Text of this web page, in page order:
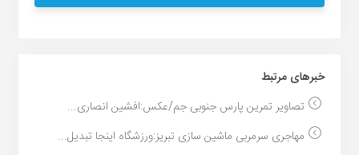
خبر‌های مرتبط
تصاویر تمرین پارس جنوبی جم/عکس:افشین انصاری...
مهاجری سرمربی ماشین سازی تبریز:ورزشگاه اینجا تبدیل...